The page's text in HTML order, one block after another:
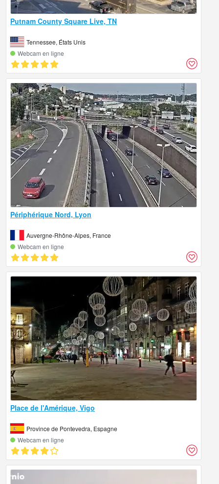
Putnam County Square Live, TN
Tennessee, États Unis
Webcam en ligne
Périphérique Nord, Lyon
Auvergne-Rhône-Alpes, France
Webcam en ligne
Place de l'Amérique, Vigo
Province de Pontevedra, Espagne
Webcam en ligne